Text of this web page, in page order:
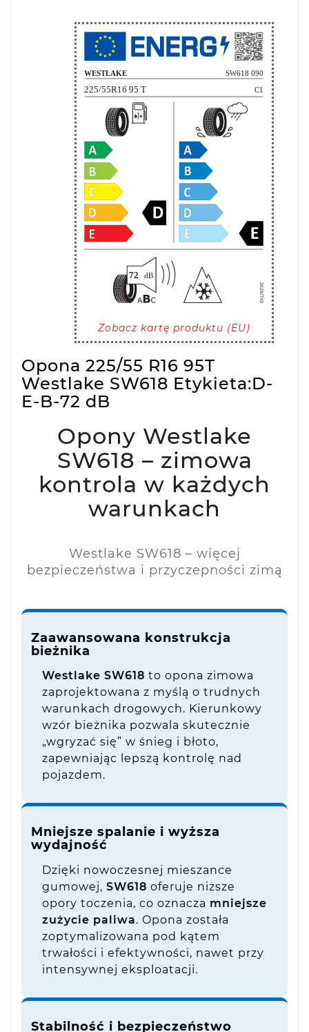
Zobacz kartę produktu (EU)
Opona 225/55 R16 95T
Westlake SW618 Etykieta:D-
E-B-72 dB
Opony Westlake
SW618 – zimowa
kontrola w każdych
warunkach
Westlake SW618 – więcej
bezpieczeństwa i przyczepności zimą
Zaawansowana konstrukcja
bieżnika
Westlake SW618 to opona zimowa
zaprojektowana z myślą o trudnych
warunkach drogowych. Kierunkowy
wzór bieżnika pozwala skutecznie
„wgryzać się” w śnieg i błoto,
zapewniając lepszą kontrolę nad
pojazdem.
Mniejsze spalanie i wyższa
wydajność
Dzięki nowoczesnej mieszance
gumowej, SW618 oferuje niższe
opory toczenia, co oznacza mniejsze
zużycie paliwa. Opona została
zoptymalizowana pod kątem
trwałości i efektywności, nawet przy
intensywnej eksploatacji.
Stabilność i bezpieczeństwo